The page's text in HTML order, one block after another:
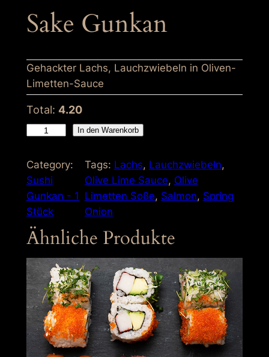
Sake Gunkan
Gehackter Lachs, Lauchzwiebeln in Oliven-
Limetten-Sauce
Total: 4.20
k
e
G
u
n
k
a
n
M
e
n
g
In den Warenkorb
Category:
Sushi
Gunkan - 1
Stück
Tags: Lachs, Lauchzwiebeln
Olive Lime Sauce, Olive
Limetten Soße, Salmon, Spring
Onion
Ähnliche Produkte